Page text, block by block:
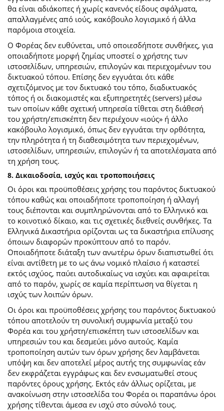
θα είναι αδιάκοπες ή χωρίς κανενός είδους σφάλματα,
απαλλαγμένες από ιούς, κακόβουλο λογισμικό ή άλλα
παρόμοια στοιχεία.
Ο Φορέας δεν ευθύνεται, υπό οποιεσδήποτε συνθήκες, για
οποιαδήποτε μορφή ζημίας υποστεί ο χρήστης των
ιστοσελίδων, υπηρεσιών, επιλογών και περιεχομένων του
δικτυακού τόπου. Επίσης δεν εγγυάται ότι κάθε
σχετιζόμενος με τον δικτυακό του τόπο, διαδικτυακός
τόπος ή οι διακομιστές και εξυπηρετητές (servers) μέσω
των οποίων κάθε σχετική υπηρεσία τίθεται στη διάθεσή
του χρήστη/επισκέπτη δεν περιέχουν «ιούς» ή άλλο
κακόβουλο λογισμικό, όπως δεν εγγυάται την ορθότητα,
την πληρότητα ή τη διαθεσιμότητα των περιεχομένων,
ιστοσελίδων, υπηρεσιών, επιλογών ή τα αποτελέσματα από
τη χρήση τους.
8. Δικαιοδοσία, ισχύς και τροποποιήσεις
Οι όροι και προϋποθέσεις χρήσης του παρόντος δικτυακού
τόπου καθώς και οποιαδήποτε τροποποίηση ή αλλαγή
τους διέπονται και συμπληρώνονται από το Ελληνικό και
το κοινοτικό δίκαιο, και τις σχετικές διεθνείς συνθήκες. Τα
Ελληνικά Δικαστήρια ορίζονται ως τα δικαστήρια επίλυσης
όποιων διαφορών προκύπτουν από το παρόν.
Οποιαδήποτε διάταξη των ανωτέρω όρων διαπιστωθεί ότι
είναι αντίθετη με το ως άνω νομικό πλαίσιο ή καταστεί
εκτός ισχύος, παύει αυτοδικαίως να ισχύει και αφαιρείται
από το παρόν, χωρίς σε καμία περίπτωση να θίγεται η
ισχύς των λοιπών όρων.
Οι όροι και προϋποθέσεις χρήσης του παρόντος δικτυακού
τόπου αποτελούν τη συνολική συμφωνία μεταξύ του
Φορέα και του χρήστη/επισκέπτη των ιστοσελίδων και
υπηρεσιών του και δεσμεύει μόνο αυτούς. Καμία
τροποποίηση αυτών των όρων χρήσης δεν λαμβάνεται
υπόψη και δεν αποτελεί μέρος αυτής της συμφωνίας εάν
δεν εκφράζεται εγγράφως και δεν ενσωματωθεί στους
παρόντες όρους χρήσης. Εκτός εάν άλλως ορίζεται, με
ανακοίνωση στην ιστοσελίδα του Φορέα οι παραπάνω όροι
χρήσης τίθενται άμεσα εν ισχύ στο σύνολό τους.